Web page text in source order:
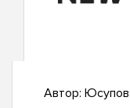
Автор: